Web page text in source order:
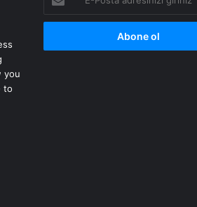
you
to
Posta
adresinizi